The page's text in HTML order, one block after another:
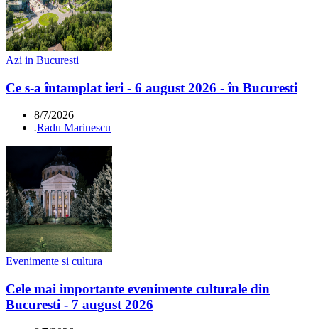
Azi in Bucuresti
Ce s-a întamplat ieri - 6 august 2026 - în Bucuresti
8/7/2026
.Radu Marinescu
Evenimente si cultura
Cele mai importante evenimente culturale din
Bucuresti - 7 august 2026